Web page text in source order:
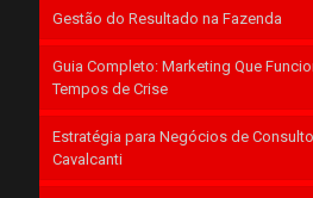
Gestão do Resultado na Fazenda
Guia Completo: Marketing Que
Tempos de Crise
Estratégia para Negócios de
Cavalcanti